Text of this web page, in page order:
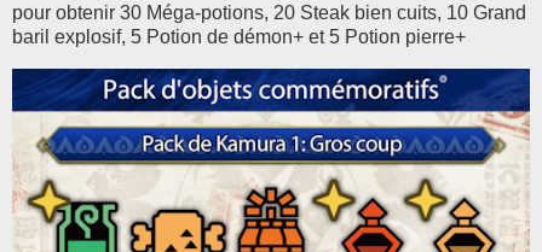
pour obtenir 30 Méga-potions, 20 Steak bien cuits, 10 Grand
baril explosif, 5 Potion de démon+ et 5 Potion pierre+